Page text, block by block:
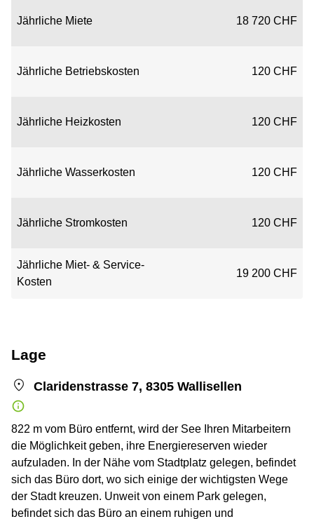
Jährliche Miete 18 720 CHF
Jährliche Betriebskosten 120 CHF
Jährliche Heizkosten 120 CHF
Jährliche Wasserkosten 120 CHF
Jährliche Stromkosten 120 CHF
Jährliche Miet- & Service-
Kosten
19 200 CHF
Lage
Claridenstrasse 7, 8305 Wallisellen
822 m vom Büro entfernt, wird der See Ihren Mitarbeitern
die Möglichkeit geben, ihre Energiereserven wieder
aufzuladen. In der Nähe vom Stadtplatz gelegen, befindet
sich das Büro dort, wo sich einige der wichtigsten Wege
der Stadt kreuzen. Unweit von einem Park gelegen,
befindet sich das Büro an einem ruhigen und